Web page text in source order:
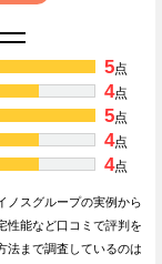
5点
4点
5点
4点
4点
ノスグループの実例から
性能など口コミで評判を
法まで調査しているのは